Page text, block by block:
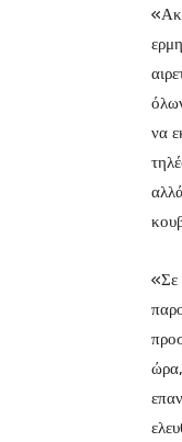
να
«Σε